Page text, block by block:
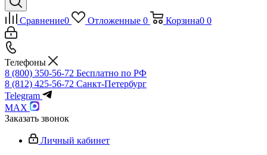
Сравнение0 Отложенные 0 Корзина0 0
Телефоны
8 (800) 350-56-72 Бесплатно по РФ
8 (812) 425-56-72 Санкт-Петербург
Telegram
MAX
Заказать звонок
Личный кабинет